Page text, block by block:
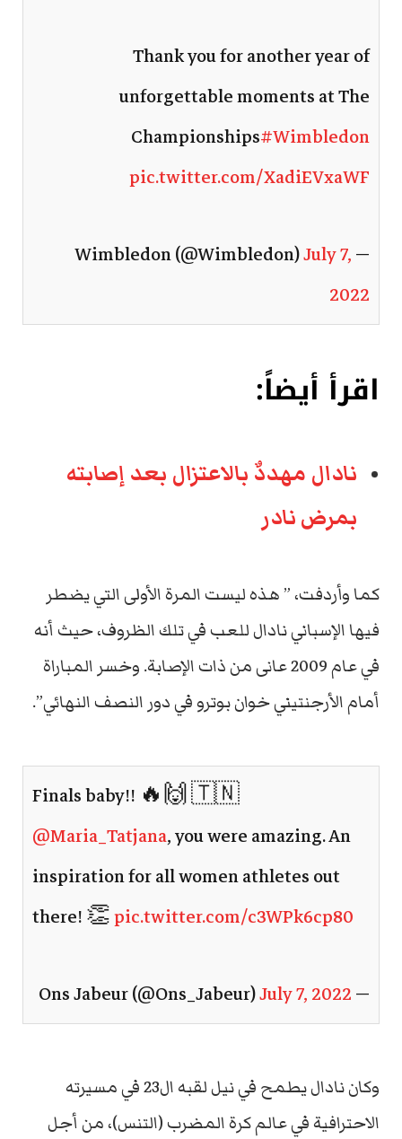
Thank you for another year of
unforgettable moments at The
Championships#Wimbledon
pic.twitter.com/XadiEVxaWF
— Wimbledon (@Wimbledon)
July 7,
2022
اقرأ أيضاً:
نادال مهددٌ بالاعتزال بعد إصابته
بمرض نادر
كما وأردفت، ” هذه ليست المرة الأولى التي يضطر
فيها الإسباني نادال للعب في تلك الظروف، حيث أنه
في عام 2009 عانى من ذات الإصابة. وخسر المباراة
أمام الأرجنتيني خوان بوترو في دور النصف النهائي”.
Finals baby!! 🔥🙌 🇹🇳
@Maria_Tatjana, you were amazing. An
inspiration for all women athletes out
there! 👏pic.twitter.com/c3WPk6cp80
— Ons Jabeur (@Ons_Jabeur)
July 7, 2022
وكان نادال يطمح في نيل لقبه ال23 في مسيرته
الاحترافية في عالم كرة المضرب (التنس)، من أجل